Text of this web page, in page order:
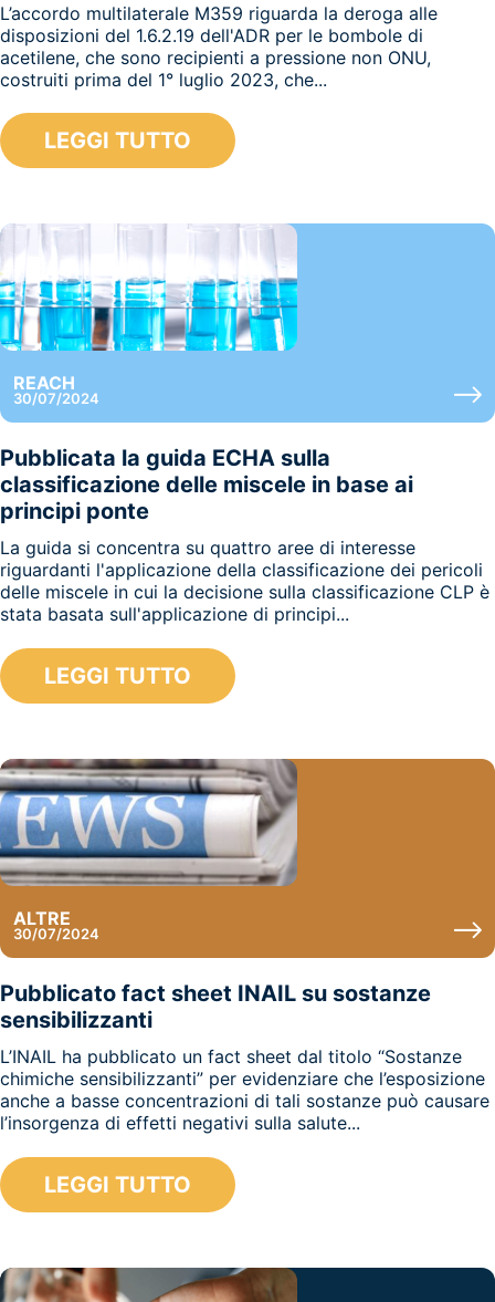
L’accordo multilaterale M359 riguarda la deroga alle
disposizioni del 1.6.2.19 dell'ADR per le bombole di
acetilene, che sono recipienti a pressione non ONU,
costruiti prima del 1° luglio 2023, che...
LEGGI TUTTO
REACH
30/07/2024
Pubblicata la guida ECHA sulla
classificazione delle miscele in base ai
principi ponte
La guida si concentra su quattro aree di interesse
riguardanti l'applicazione della classificazione dei pericoli
delle miscele in cui la decisione sulla classificazione CLP è
stata basata sull'applicazione di principi...
LEGGI TUTTO
ALTRE
30/07/2024
Pubblicato fact sheet INAIL su sostanze
sensibilizzanti
L’INAIL ha pubblicato un fact sheet dal titolo “Sostanze
chimiche sensibilizzanti” per evidenziare che l’esposizione
anche a basse concentrazioni di tali sostanze può causare
l’insorgenza di effetti negativi sulla salute...
LEGGI TUTTO